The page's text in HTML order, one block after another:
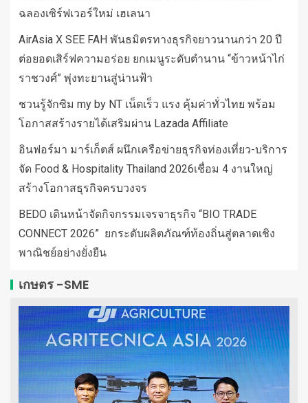
ฉลองเซิร์ฟเวอร์ใหม่ เฮเลนา
AirAsia X SEE FAH พันธมิตรทางธุรกิจยาวนานกว่า 20 ปี
ต่อยอดเสิร์ฟความอร่อย ยกเมนูระดับตำนาน “ข้าวหน้าไก่
ราชวงศ์” พุ่งทะยานสู่น่านฟ้า
ชวนรู้จักซิม my by NT เน็ตเร็ว แรง คุ้มค่าทั่วไทย พร้อม
โอกาสสร้างรายได้เสริมผ่าน Lazada Affiliate
อินฟอร์มา มาร์เก็ตส์ ผนึกเครือข่ายธุรกิจท่องเที่ยว-บริการ
จัด Food & Hospitality Thailand 2026เชื่อม 4 งานใหญ่
สร้างโอกาสธุรกิจครบวงจร
BEDO เดินหน้าจัดกิจกรรมเจรจาธุรกิจ “BIO TRADE
CONNECT 2026” ยกระดับผลิตภัณฑ์ท้องถิ่นสู่ตลาดเชิง
พาณิชย์อย่างยั่งยืน
เกษตร -SME